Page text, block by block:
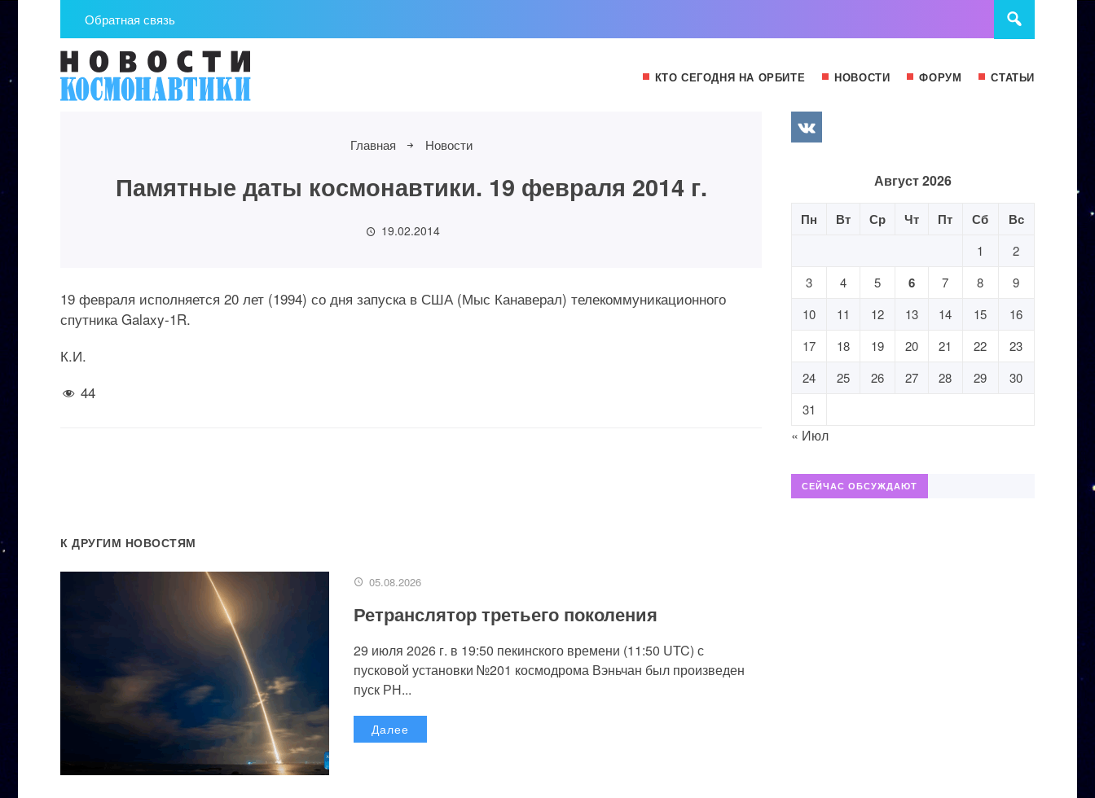
Обратная связь
КТО СЕГОДНЯ НА ОРБИТЕ НОВОСТИ ФОРУМ СТАТЬИ
Главная Новости
Памятные даты космонавтики. 19 февраля 2014 г.
19.02.2014
19 февраля исполняется 20 лет (1994) со дня запуска в США (Мыс Канаверал) телекоммуникационного
спутника Galaxy-1R.
К.И.
44
К ДРУГИМ НОВОСТЯМ
05.08.2026
Ретранслятор третьего поколения
29 июля 2026 г. в 19:50 пекинского времени (11:50 UTC) с
пусковой установки №201 космодрома Вэньчан был произведен
пуск РН...
Далее
Август 2026
Пн Вт Ср Чт Пт Сб Вс
1
2
3
4 5 6 7 8
9
10
11 12 13 14 15
16
17
18 19 20 21 22
23
24
25 26 27 28 29
30
31
« Июл
СЕЙЧАС ОБСУЖДАЮТ